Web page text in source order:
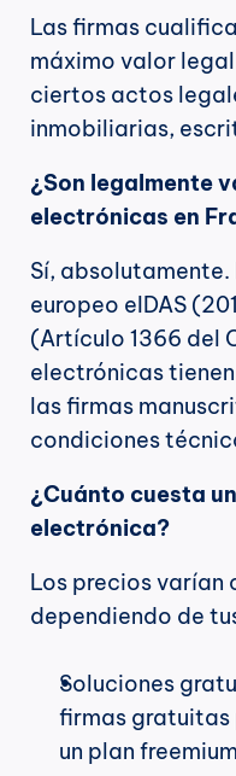
Las firmas
máximo valor
ciertos actos
inmobiliarias,
¿Son legalmente
electrónicas en
Sí,
europeo eIDAS
(Artículo 1366 del
electrónicas
las firmas
condiciones
¿Cuánto cuesta
electrónica?
Los precios varían
dependiendo de
Soluciones
firmas gratuitas
un plan freemium